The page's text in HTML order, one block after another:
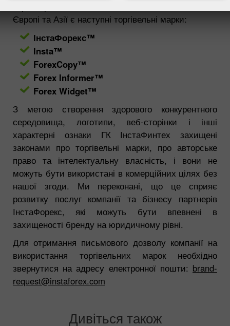
Європі та Азії є наступні торгівельні марки:
ІнстаФорекс™
Insta™
ForexCopy™
Forex Informer™
Forex Widget™
З метою створення здорового конкурентного
середовища, логотипи, веб-сторінки і інші
характерні ознаки ГК ІнстаФинтех захищені
законами про торгівельні марки, про авторське
право та інтелектуальну власність, і вони не
можуть бути використані в комерційних цілях без
нашої згоди. Ми переконані, що це сприяє
розвитку послуг компанії та бізнесу партнерів
ІнстаФорекс, які можуть бути впевнені в
захищеності бренду на юридичному рівні.
Для отримання письмового дозволу компанії на
використання торгівельних марок необхідно
звернутися на адресу електронної пошти: brand-
request@instaforex.com
Дивіться також